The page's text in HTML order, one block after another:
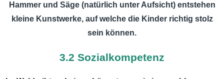
Hammer und Säge (natürlich unter Aufsicht) entstehen
kleine Kunstwerke, auf welche die Kinder richtig stolz
sein können.
3.2 Sozialkompetenz